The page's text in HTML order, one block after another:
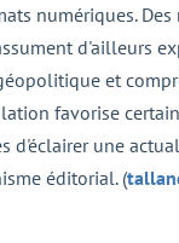
numériques. Des
d'ailleurs
et
favorise
d'éclairer une
éditorial. (